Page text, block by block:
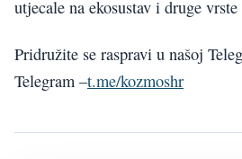
utjecale na ekosustav i druge
Pridružite se raspravi u našoj
Telegram –t.me/kozmoshr